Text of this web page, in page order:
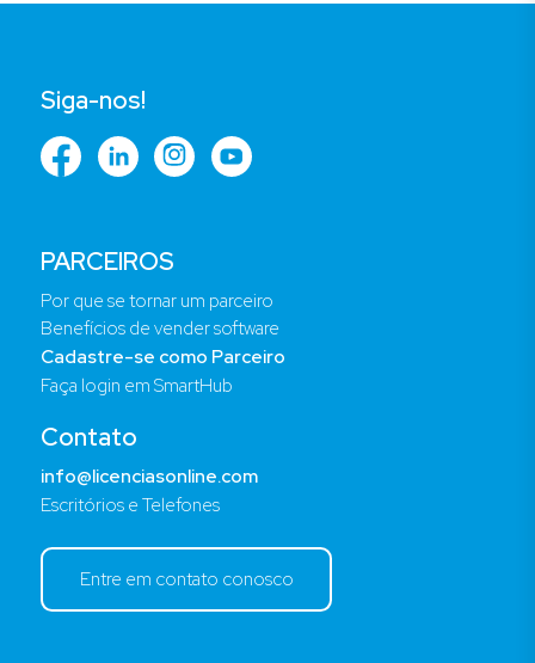
PARCEIROS
Por que se tornar um parceiro
Benefícios de vender software
Cadastre-se como Parceiro
Faça login em SmartHub
Contato
info@licenciasonline.com
Escritórios e Telefones
Entre em contato conosco
Siga-nos!